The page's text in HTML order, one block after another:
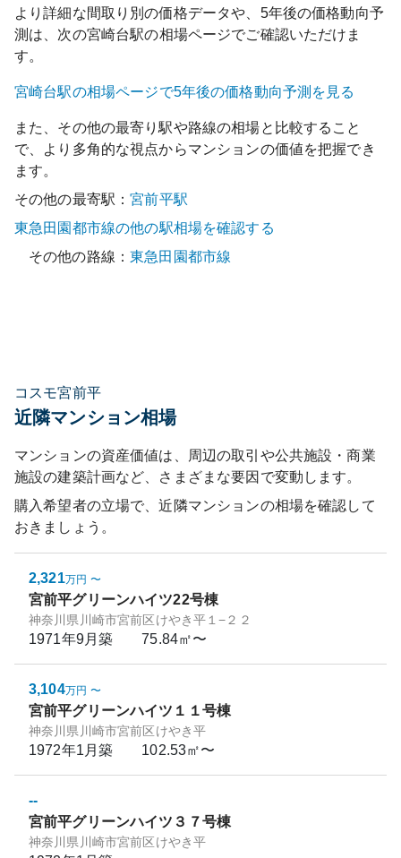
より詳細な間取り別の価格データや、5年後の価格動向予
測は、次の宮崎台駅の相場ページでご確認いただけま
す。
宮崎台駅の相場ページで5年後の価格動向予測を見る
また、その他の最寄り駅や路線の相場と比較すること
で、より多角的な視点からマンションの価値を把握でき
ます。
その他の最寄駅：宮前平駅
東急田園都市線の他の駅相場を確認する
その他の路線：東急田園都市線
コスモ宮前平
近隣マンション相場
マンションの資産価値は、周辺の取引や公共施設・商業
施設の建築計画など、さまざまな要因で変動します。
購入希望者の立場で、近隣マンションの相場を確認して
おきましょう。
2,321万円 〜
宮前平グリーンハイツ22号棟
神奈川県川崎市宮前区けやき平１−２２
1971年9月築 75.84㎡〜
3,104万円 〜
宮前平グリーンハイツ１１号棟
神奈川県川崎市宮前区けやき平
1972年1月築 102.53㎡〜
--
宮前平グリーンハイツ３７号棟
神奈川県川崎市宮前区けやき平